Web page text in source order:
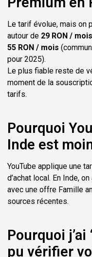
Le tarif évolue, mais on
autour de 29 RON / mois
55 RON / mois
pour 2025).
Le plus fiable reste de
moment de la
tarifs.
Pourquoi
Inde est
YouTube applique une
d’achat local. En Inde,
avec une offre Famille
sources récentes.
Pourquoi j’ai
pu vérifier